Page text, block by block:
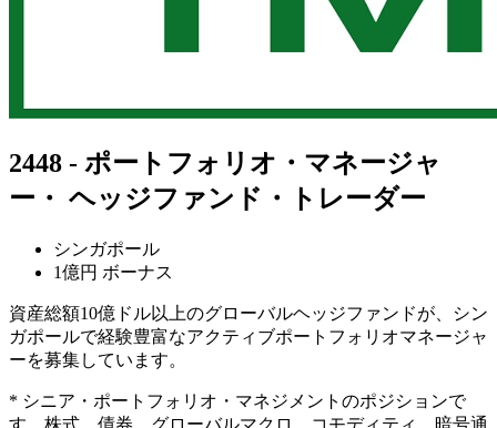
2448 - ポートフォリオ・マネージャ
ー・ ヘッジファンド・トレーダー
シンガポール
1億円 ボーナス
資産総額10億ドル以上のグローバルヘッジファンドが、シン
ガポールで経験豊富なアクティブポートフォリオマネージャ
ーを募集しています。
* シニア・ポートフォリオ・マネジメントのポジションで
す。株式、債券、グローバルマクロ、コモディティ、暗号通